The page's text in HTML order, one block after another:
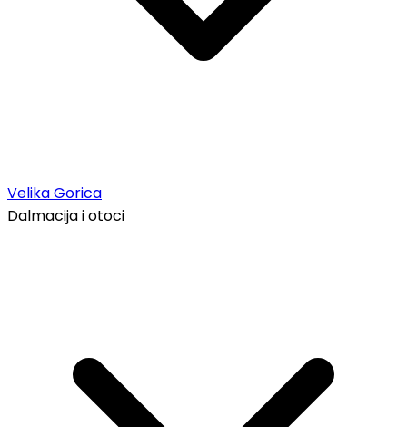
Velika Gorica
Dalmacija i otoci